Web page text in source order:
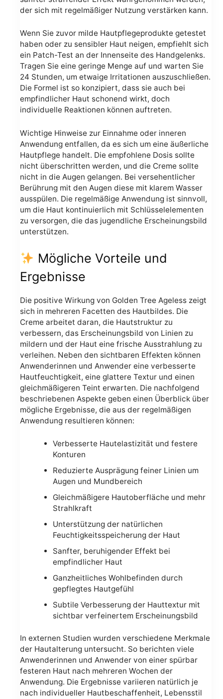
der sich mit regelmäßiger Nutzung verstärken kann.
Wenn Sie zuvor milde Hautpflegeprodukte getestet
haben oder zu sensibler Haut neigen, empfiehlt sich
ein Patch-Test an der Innenseite des Handgelenks.
Tragen Sie eine geringe Menge auf und warten Sie
24 Stunden, um etwaige Irritationen auszuschließen.
Die Formel ist so konzipiert, dass sie auch bei
empfindlicher Haut schonend wirkt, doch
individuelle Reaktionen können auftreten.
Wichtige Hinweise zur Einnahme oder inneren
Anwendung entfallen, da es sich um eine äußerliche
Hautpflege handelt. Die empfohlene Dosis sollte
nicht überschritten werden, und die Creme sollte
nicht in die Augen gelangen. Bei versehentlicher
Berührung mit den Augen diese mit klarem Wasser
ausspülen. Die regelmäßige Anwendung ist sinnvoll,
um die Haut kontinuierlich mit Schlüsselelementen
zu versorgen, die das jugendliche Erscheinungsbild
unterstützen.
Mögliche Vorteile und
Ergebnisse
Die positive Wirkung von Golden Tree Ageless zeigt
sich in mehreren Facetten des Hautbildes. Die
Creme arbeitet daran, die Hautstruktur zu
verbessern, das Erscheinungsbild von Linien zu
mildern und der Haut eine frische Ausstrahlung zu
verleihen. Neben den sichtbaren Effekten können
Anwenderinnen und Anwender eine verbesserte
Hautfeuchtigkeit, eine glattere Textur und einen
gleichmäßigeren Teint erwarten. Die nachfolgend
beschriebenen Aspekte geben einen Überblick über
mögliche Ergebnisse, die aus der regelmäßigen
Anwendung resultieren können:
Verbesserte Hautelastizität und festere
Konturen
Reduzierte Ausprägung feiner Linien um
Augen und Mundbereich
Gleichmäßigere Hautoberfläche und mehr
Strahlkraft
Unterstützung der natürlichen
Feuchtigkeitsspeicherung der Haut
Sanfter, beruhigender Effekt bei
empfindlicher Haut
Ganzheitliches Wohlbefinden durch
gepflegtes Hautgefühl
Subtile Verbesserung der Hauttextur mit
sichtbar verfeinertem Erscheinungsbild
In externen Studien wurden verschiedene Merkmale
der Hautalterung untersucht. So berichten viele
Anwenderinnen und Anwender von einer spürbar
festeren Haut nach mehreren Wochen der
Anwendung. Die Ergebnisse variieren natürlich je
nach individueller Hautbeschaffenheit, Lebensstil